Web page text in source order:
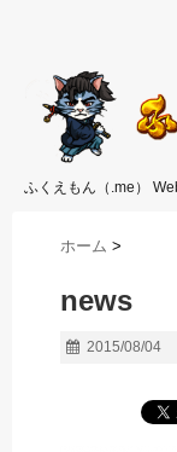
ふくえもん（.me）
ホーム >
news
2015/08/04